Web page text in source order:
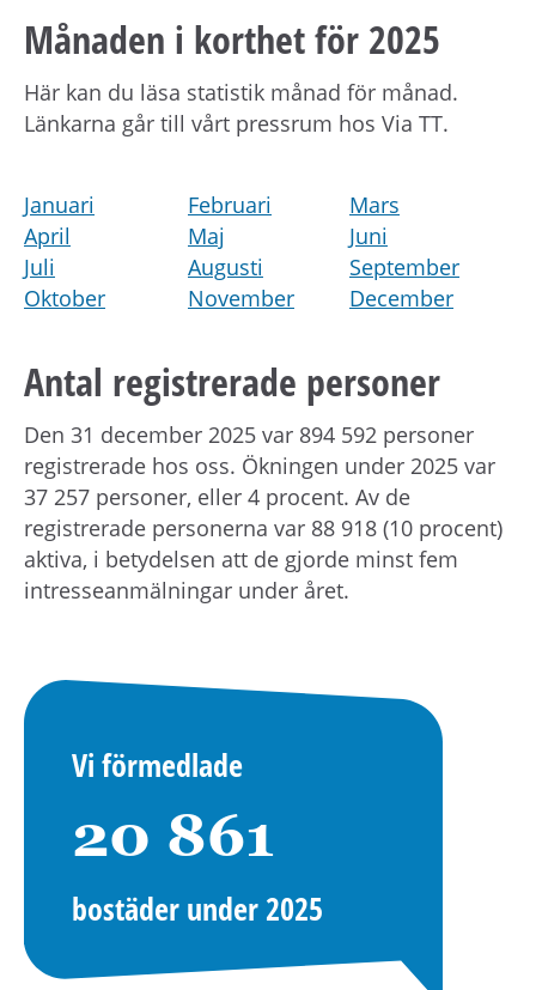
Månaden i korthet för 2025
Här kan du läsa statistik månad för månad.
Länkarna går till vårt pressrum hos Via TT.
Januari Februari
Mars
April
Maj
Juni
Juli
Augusti
September
Oktober
November December
Antal registrerade personer
Den 31 december 2025 var 894 592 personer
registrerade hos oss. Ökningen under 2025 var
37 257 personer, eller 4 procent. Av de
registrerade personerna var 88 918 (10 procent)
aktiva, i betydelsen att de gjorde minst fem
intresseanmälningar under året.
Vi förmedlade
20 861
bostäder under 2025